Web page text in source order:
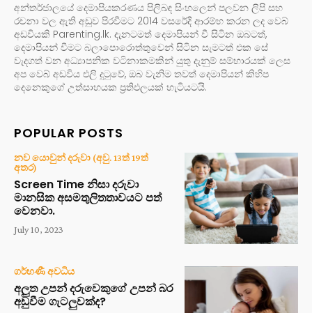
අන්තර්ජාලයේ දෙමාපියකරණය පිලිබඳ සිංහලෙන් පලවන ලිපි සහ
රචනා වල ඇති අඩුව පිරවීමට 2014 වසරේදී ආරම්භ කරන ලද වෙබ්
අඩවියකි Parenting.lk. දැනටමත් දෙමාපියන් වී සිටින ඔබටත්,
දෙමාපියන් වීමට බලාපොරොත්තුවෙන් සිටින සැමටත් එක සේ
වැදගත් වන අධ්‍යාපනික වටිනාකමකින් යුතු දැනුම් සම්භාරයක් ලෙස
අප වෙබ් අඩවිය එලි දුටුවේ, ඔබ වැනිම තවත් දෙමාපියන් කිහිප
දෙනෙකුගේ උත්සාහයක ප්‍රතිඵලයක් හැටියටයි.
POPULAR POSTS
නව යොවුන් දරුවා (අවු. 13ත් 19ත්
අතර)
Screen Time නිසා දරුවා
මානසික අසමතුලිතතාවයට පත්
වෙනවා.
July 10, 2023
ගර්භණී අවධිය
අලුත උපන් දරුවෙකුගේ උපන් බර
අඩුවීම ගැටලුවක්ද?